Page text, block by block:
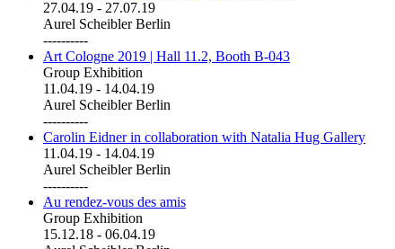
27.04.19 - 27.07.19
Aurel Scheibler Berlin
----------
Art Cologne 2019 | Hall 11.2, Booth B-043
Group Exhibition
11.04.19 - 14.04.19
Aurel Scheibler Berlin
----------
Carolin Eidner in collaboration with Natalia Hug Gallery
11.04.19 - 14.04.19
Aurel Scheibler Berlin
----------
Au rendez-vous des amis
Group Exhibition
15.12.18 - 06.04.19